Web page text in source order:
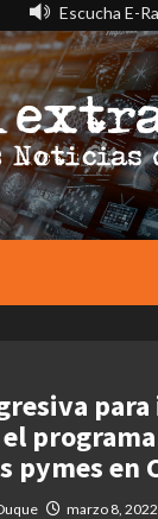
Escucha E-
pymes en
marzo 8, 2022